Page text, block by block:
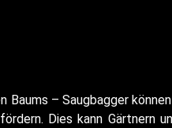
– Saugbagger
Dies kann Gärtnern